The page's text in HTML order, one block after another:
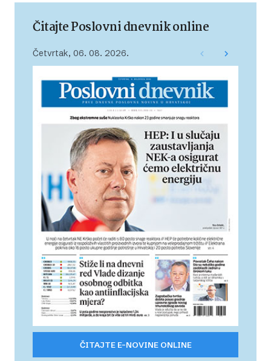
Čitajte Poslovni dnevnik online
Četvrtak, 06. 08. 2026.
ČITAJTE E-NOVINE ONLINE